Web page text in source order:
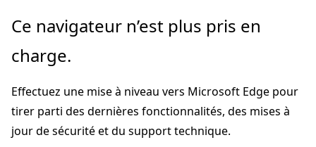
Passer
directement
au
principal
Passer
la
dans
la
page
Ce navigateur n’est plus pris en
charge.
Effectuez une mise à niveau vers Microsoft Edge pour
tirer parti des dernières fonctionnalités, des mises à
jour de sécurité et du support technique.